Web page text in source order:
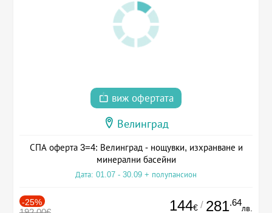
виж офертата
Велинград
СПА оферта 3=4: Велинград - нощувки, изхранване и
минерални басейни
Дата: 01.07 - 30.09 + полупансион
-25% 144€ / 281.64
лв.